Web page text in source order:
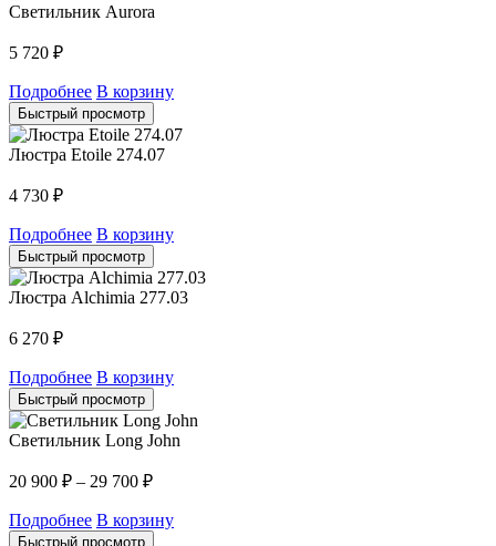
Светильник Aurora
5 720 ₽
Подробнее В корзину
Быстрый просмотр
Люстра Etoile 274.07
4 730 ₽
Подробнее В корзину
Быстрый просмотр
Люстра Alchimia 277.03
6 270 ₽
Подробнее В корзину
Быстрый просмотр
Светильник Long John
20 900 ₽ – 29 700 ₽
Подробнее В корзину
Быстрый просмотр